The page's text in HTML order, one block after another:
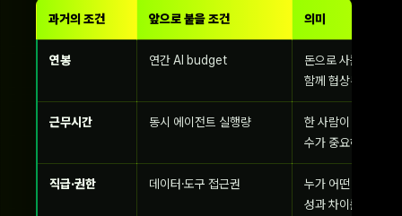
과거의 조건 앞으로 붙을 조건 의미
연봉 연간 AI budget
돈으로 사는 생활
함께 협상된다.
근무시간 동시 에이전트 실행량
한 사람이 직접 쓰
수가 중요해진다.
직급·권한 데이터·도구 접근권
누가 어떤 내부 지
성과 차이를 만든다.